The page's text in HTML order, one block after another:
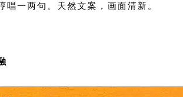
唱一两句。天然文案，画面清新。